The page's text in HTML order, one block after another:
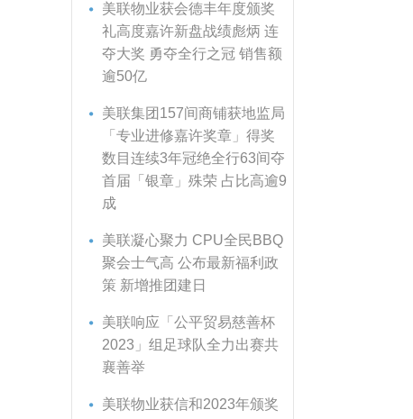
美联物业获会德丰年度颁奖
礼高度嘉许新盘战绩彪炳 连
夺大奖 勇夺全行之冠 销售额
逾50亿
美联集团157间商铺获地监局
「专业进修嘉许奖章」得奖
数目连续3年冠绝全行63间夺
首届「银章」殊荣 占比高逾9
成
美联凝心聚力 CPU全民BBQ
聚会士气高 公布最新福利政
策 新增推团建日
美联响应「公平贸易慈善杯
2023」组足球队全力出赛共
襄善举
美联物业获信和2023年颁奖